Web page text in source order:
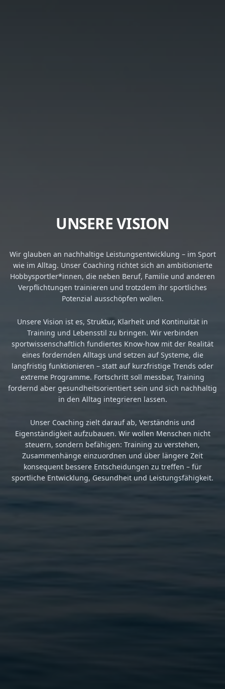
UNSERE VISION
Wir glauben an nachhaltige Leistungsentwicklung – im Sport
wie im Alltag. Unser Coaching richtet sich an ambitionierte
Hobbysportler*innen, die neben Beruf, Familie und anderen
Verpflichtungen trainieren und trotzdem ihr sportliches
Potenzial ausschöpfen wollen.
Unsere Vision ist es, Struktur, Klarheit und Kontinuität in
Training und Lebensstil zu bringen. Wir verbinden
sportwissenschaftlich fundiertes Know-how mit der Realität
eines fordernden Alltags und setzen auf Systeme, die
langfristig funktionieren – statt auf kurzfristige Trends oder
extreme Programme. Fortschritt soll messbar, Training
fordernd aber gesundheitsorientiert sein und sich nachhaltig
in den Alltag integrieren lassen.
Unser Coaching zielt darauf ab, Verständnis und
Eigenständigkeit aufzubauen. Wir wollen Menschen nicht
steuern, sondern befähigen: Training zu verstehen,
Zusammenhänge einzuordnen und über längere Zeit
konsequent bessere Entscheidungen zu treffen – für
sportliche Entwicklung, Gesundheit und Leistungsfähigkeit.